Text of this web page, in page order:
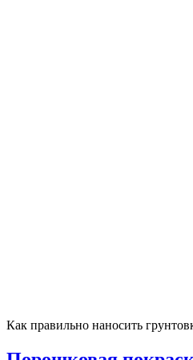
Как правильно наносить